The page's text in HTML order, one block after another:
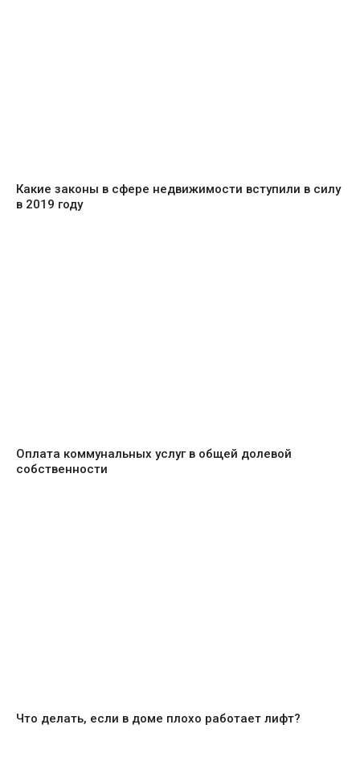
Какие законы в сфере недвижимости вступили в силу
в 2019 году
Оплата коммунальных услуг в общей долевой
собственности
Что делать, если в доме плохо работает лифт?